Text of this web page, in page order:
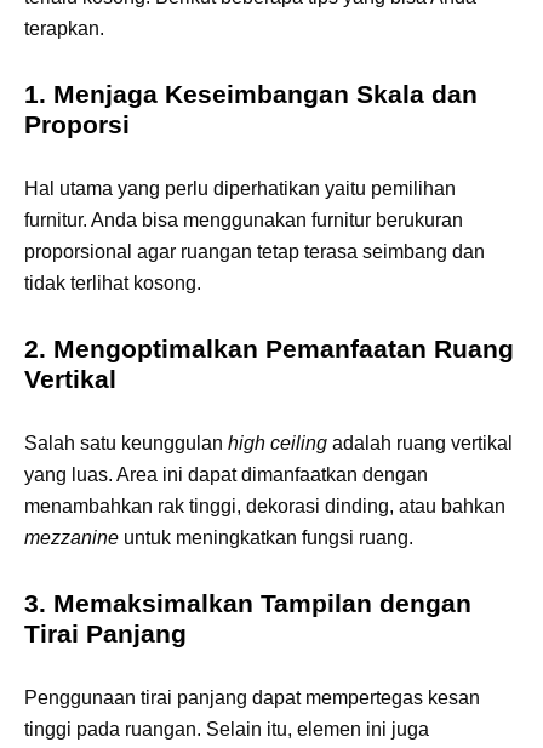
terapkan.
1. Menjaga Keseimbangan Skala dan
Proporsi
Hal utama yang perlu diperhatikan yaitu pemilihan
furnitur. Anda bisa menggunakan furnitur berukuran
proporsional agar ruangan tetap terasa seimbang dan
tidak terlihat kosong.
2. Mengoptimalkan Pemanfaatan Ruang
Vertikal
Salah satu keunggulan high ceiling adalah ruang vertikal
yang luas. Area ini dapat dimanfaatkan dengan
menambahkan rak tinggi, dekorasi dinding, atau bahkan
mezzanine untuk meningkatkan fungsi ruang.
3. Memaksimalkan Tampilan dengan
Tirai Panjang
Penggunaan tirai panjang dapat mempertegas kesan
tinggi pada ruangan. Selain itu, elemen ini juga